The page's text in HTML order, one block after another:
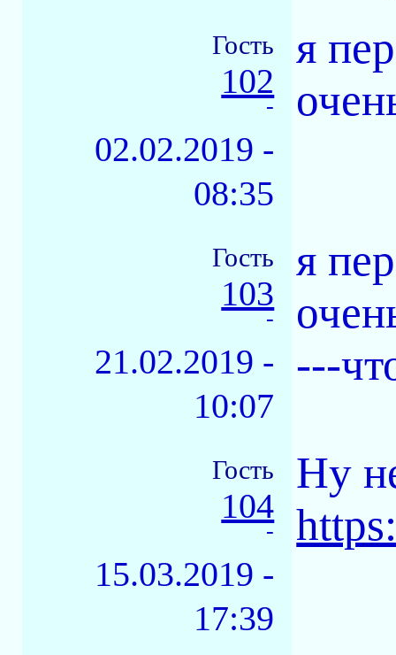
Гость
102
-
02.02.2019 -
08:35
я
Гость
103
-
21.02.2019 -
10:07
я
---
Гость
104
-
15.03.2019 -
17:39
Ну